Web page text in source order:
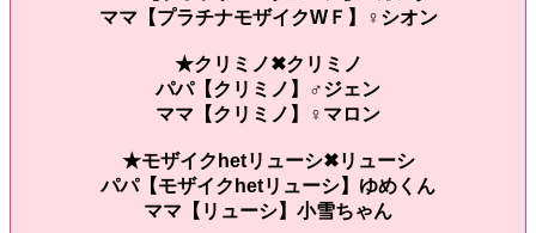
ママ【プラチナモザイクWＦ】♀シオン
★クリミノ✖︎クリミノ
パパ【クリミノ】♂ジェン
ママ【クリミノ】♀マロン
★モザイクhetリューシ✖︎リューシ
パパ【モザイクhetリューシ】ゆめくん
ママ【リューシ】小雪ちゃん